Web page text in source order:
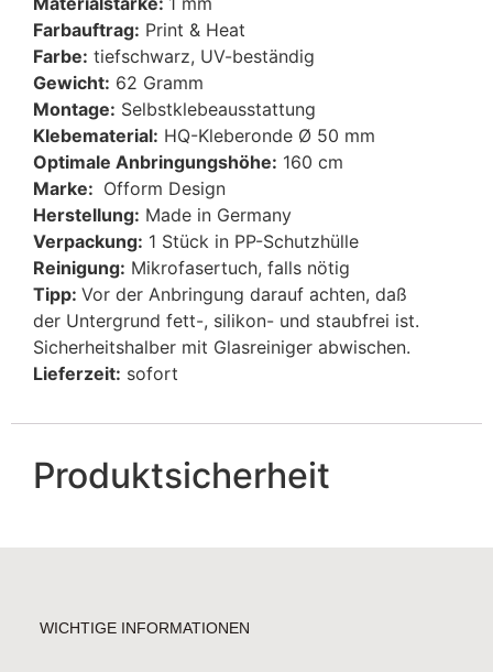
Farbauftrag: Print & Heat
Farbe: tiefschwarz, UV-beständig
Gewicht: 62 Gramm
Montage: Selbstklebeausstattung
Klebematerial: HQ-Kleberonde Ø 50 mm
Optimale Anbringungshöhe: 160 cm
Marke: Ofform Design
Herstellung: Made in Germany
Verpackung: 1 Stück in PP-Schutzhülle
Reinigung: Mikrofasertuch, falls nötig
Tipp: Vor der Anbringung darauf achten, daß
der Untergrund fett-, silikon- und staubfrei ist.
Sicherheitshalber mit Glasreiniger abwischen.
Lieferzeit: sofort
Produktsicherheit
WICHTIGE INFORMATIONEN